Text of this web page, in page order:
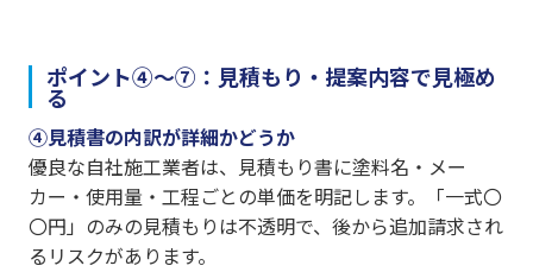
ポイント④〜⑦：見積もり・提案内容で見極め
る
④見積書の内訳が詳細かどうか
優良な自社施工業者は、見積もり書に塗料名・メー
カー・使用量・工程ごとの単価を明記します。「一式〇
〇円」のみの見積もりは不透明で、後から追加請求され
るリスクがあります。